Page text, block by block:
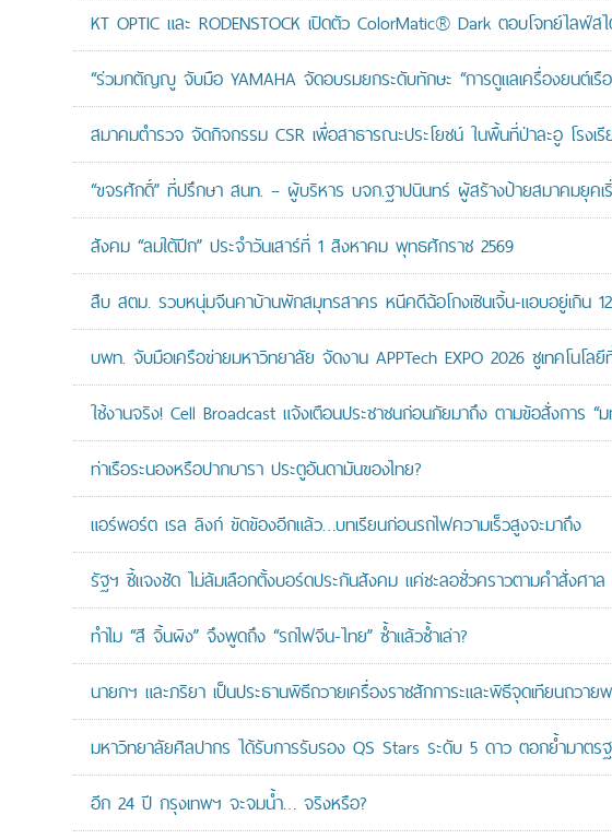
KT OPTIC และ RODENSTOCK เปิดตัว ColorMatic® Dark ตอบโจทย์ไลฟ์ส
“ร่วมกตัญญู จับมือ YAMAHA จัดอบรมยกระดับทักษะ “การดูแลเครื่องยนต์เ
สมาคมตำรวจ จัดกิจกรรม CSR เพื่อสาธารณะประโยชน์ ในพื้นที่ป่าละอู โรงเรี
“ขจรศักดิ์” ที่ปรึกษา สนท. – ผู้บริหาร บจก.ฐาปนินทร์ ผู้สร้างป้ายสมาคมยุค
สังคม “ลมใต้ปีก” ประจำวันเสาร์ที่ 1 สิงหาคม พุทธศักราช 2569
สืบ สตม. รวบหนุ่มจีนคาบ้านพักสมุทรสาคร หนีคดีฉ้อโกงเซินเจิ้น-แอบอยู่เกิน
บพท. จับมือเครือข่ายมหาวิทยาลัย จัดงาน APPTech EXPO 2026 ชูเทคโนโล
ใช้งานจริง! Cell Broadcast แจ้งเตือนประชาชนก่อนภัยมาถึง ตามข้อสั่งการ “
ท่าเรือระนองหรือปากบารา ประตูอันดามันของไทย?
แอร์พอร์ต เรล ลิงก์ ขัดข้องอีกแล้ว…บทเรียนก่อนรถไฟความเร็วสูงจะมาถึง
รัฐฯ ชี้แจงชัด ไม่ล้มเลือกตั้งบอร์ดประกันสังคม แค่ชะลอชั่วคราวตามคำสั่งศา
ทำไม “สี จิ้นผิง” จึงพูดถึง “รถไฟจีน-ไทย” ซ้ำแล้วซ้ำเล่า?
นายกฯ และภริยา เป็นประธานพิธีถวายเครื่องราชสักการะและพิธีจุดเทียนถว
มหาวิทยาลัยศิลปากร ได้รับการรับรอง QS Stars ระดับ 5 ดาว ตอกย้ำมาต
อีก 24 ปี กรุงเทพฯ จะจมน้ำ… จริงหรือ?